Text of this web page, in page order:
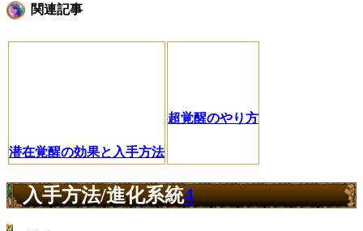
関連記事
潜在覚醒の効果と入手方法
超覚醒のやり方
入手方法/進化系統4